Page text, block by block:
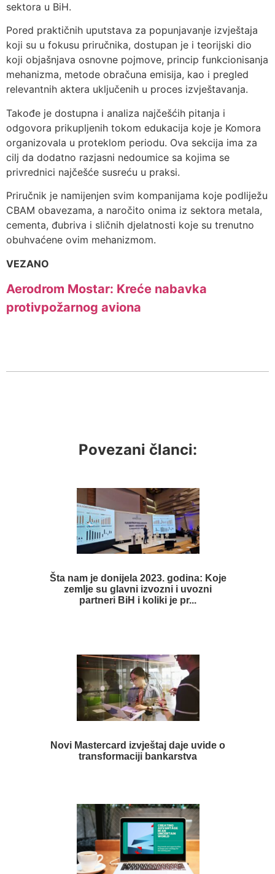
sektora u BiH.
Pored praktičnih uputstava za popunjavanje izvještaja
koji su u fokusu priručnika, dostupan je i teorijski dio
koji objašnjava osnovne pojmove, princip funkcionisanja
mehanizma, metode obračuna emisija, kao i pregled
relevantnih aktera uključenih u proces izvještavanja.
Takođe je dostupna i analiza najčešćih pitanja i
odgovora prikupljenih tokom edukacija koje je Komora
organizovala u proteklom periodu. Ova sekcija ima za
cilj da dodatno razjasni nedoumice sa kojima se
privrednici najčešće susreću u praksi.
Priručnik je namijenjen svim kompanijama koje podliježu
CBAM obavezama, a naročito onima iz sektora metala,
cementa, đubriva i sličnih djelatnosti koje su trenutno
obuhvaćene ovim mehanizmom.
VEZANO
Aerodrom Mostar: Kreće nabavka
protivpožarnog aviona
Povezani članci:
Šta nam je donijela 2023. godina: Koje
zemlje su glavni izvozni i uvozni
partneri BiH i koliki je pr...
Novi Mastercard izvještaj daje uvide o
transformaciji bankarstva